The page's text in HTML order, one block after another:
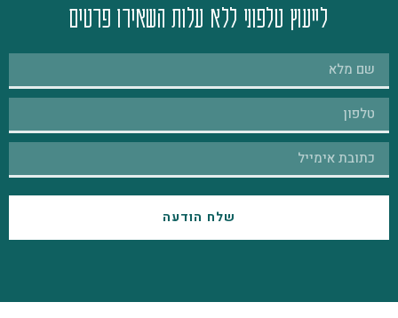
לייעוץ טלפוני ללא עלות השאירו פרטים
שלח הודעה